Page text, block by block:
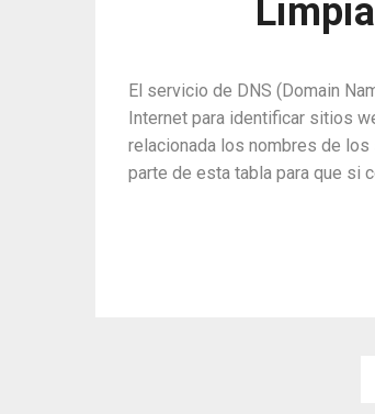
El servicio de DNS (Domain
Internet para identificar sitios
relacionada los nombres de
parte de esta tabla para que si